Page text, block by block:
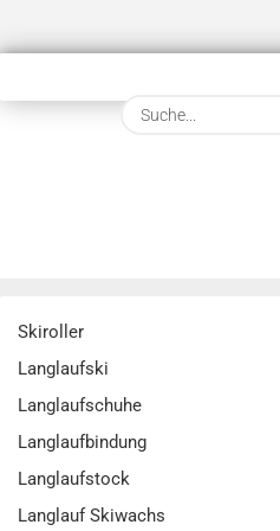
Skiroller
Langlaufski
Langlaufschuhe
Langlaufbindung
Langlaufstock
Langlauf Skiwachs